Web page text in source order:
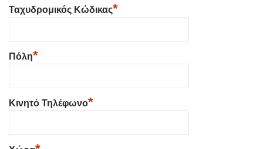
Ταχυδρομικός Κώδικας*
Πόλη*
Κινητό Τηλέφωνο*